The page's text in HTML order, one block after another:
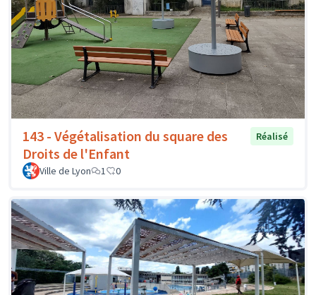
143 - Végétalisation du square des
Droits de l'Enfant
Réalisé
Ville de Lyon 1 0